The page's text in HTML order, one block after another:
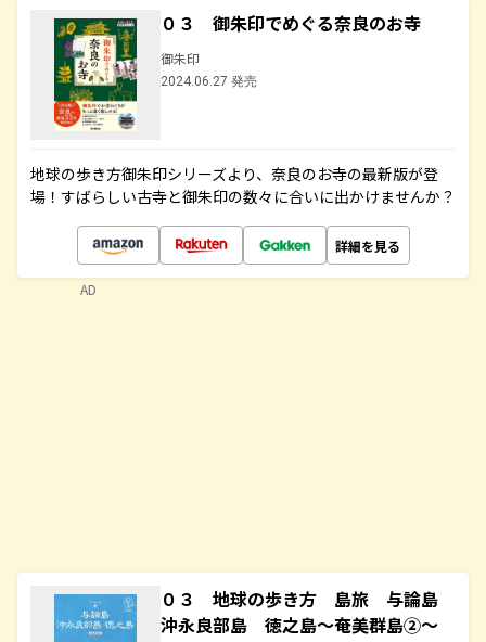
０３ 御朱印でめぐる奈良のお寺
御朱印
2024.06.27 発売
地球の歩き方御朱印シリーズより、奈良のお寺の最新版が登
場！すばらしい古寺と御朱印の数々に合いに出かけませんか？
詳細を見る
０３ 地球の歩き方 島旅 与論島
沖永良部島 徳之島～奄美群島②～
AD